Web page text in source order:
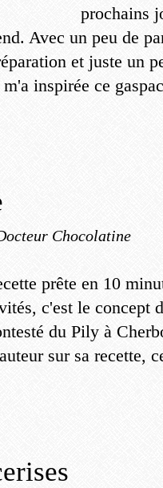
prochains
Avec un peu de
et juste un
inspirée ce
Chocolatine
prête en 10
c'est le concept
du Pily à
sur sa recette,